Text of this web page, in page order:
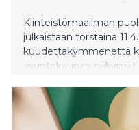
Kiinteistömaailman
julkaistaan torstaina
kuudettakymmenettä
asuntokaupan näkymät
ovat Kiinteistömaailma
Laurikainen ja Danske
lainoista vastaava